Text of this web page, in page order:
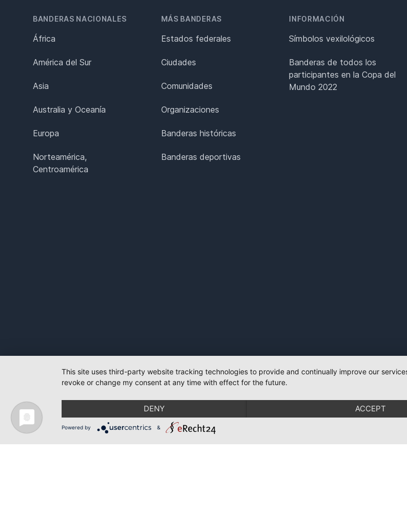
BANDERAS NACIONALES
África
América del Sur
Asia
Australia y Oceanía
Europa
Norteamérica,
Centroamérica
MÁS BANDERAS
Estados federales
Ciudades
Comunidades
Organizaciones
Banderas históricas
Banderas deportivas
INFORMACIÓN
Símbolos vexilológicos
Banderas de todos los
participantes en la Copa del
Mundo 2022
This site uses third-party website tracking technologies to provide and continually improve our
revoke or change my consent at any time with effect for the future.
DENY ACCEPT
Powered by &